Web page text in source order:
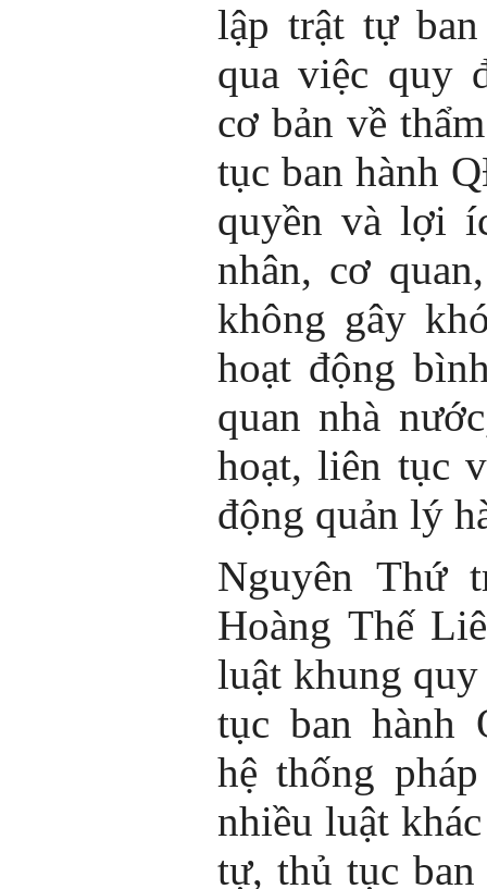
lập trật tự
qua việc quy
cơ bản về
tục ban hành
quyền và lợi
nhân, cơ
không gây
hoạt động
quan nhà
hoạt, liên tục
động quản lý
Nguyên Thứ
Hoàng Thế
luật khung
tục ban hành
hệ thống
nhiều luật
tự, thủ tục